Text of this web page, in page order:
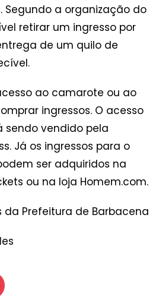
Segundo a organização do
retirar um ingresso por
de um quilo de
ao camarote ou ao
ingressos. O acesso
vendido pela
Já os ingressos para o
ser adquiridos na
ou na loja Homem.com.
Prefeitura de Barbacena